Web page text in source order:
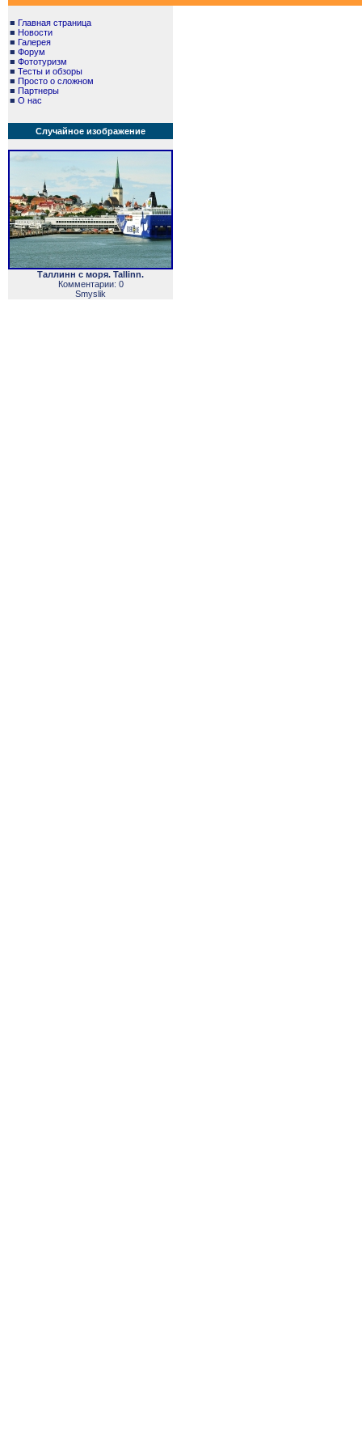
■ Главная страница
■ Новости
■ Галерея
■ Форум
■ Фототуризм
■ Тесты и обзоры
■ Просто о сложном
■ Партнеры
■ О нас
Случайное изображение
Таллинн с моря. Tallinn.
Комментарии: 0
Smyslik